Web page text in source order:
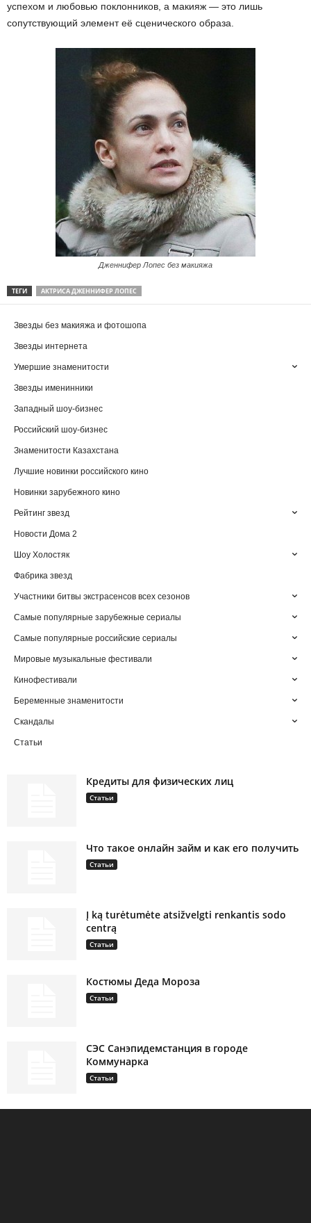
успехом и любовью поклонников, а макияж — это лишь
сопутствующий элемент её сценического образа.
Дженнифер Лопес без макияжа
ТЕГИ АКТРИСА ДЖЕННИФЕР ЛОПЕС
Звезды без макияжа и фотошопа
Звезды интернета
Умершие знаменитости
Звезды именинники
Западный шоу-бизнес
Российский шоу-бизнес
Знаменитости Казахстана
Лучшие новинки российского кино
Новинки зарубежного кино
Рейтинг звезд
Новости Дома 2
Шоу Холостяк
Фабрика звезд
Участники битвы экстрасенсов всех сезонов
Самые популярные зарубежные сериалы
Самые популярные российские сериалы
Мировые музыкальные фестивали
Кинофестивали
Беременные знаменитости
Скандалы
Статьи
Кредиты для физических лиц
Статьи
Что такое онлайн займ и как его получить
Статьи
Į ką turėtumėte atsižvelgti renkantis sodo
centrą
Статьи
Костюмы Деда Мороза
Статьи
СЭС Санэпидемстанция в городе
Коммунарка
Статьи